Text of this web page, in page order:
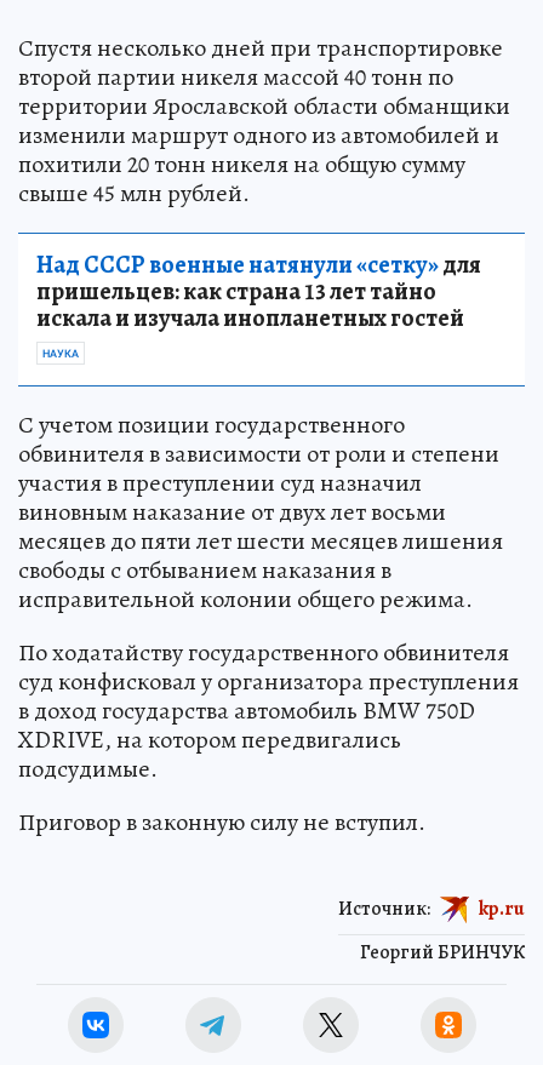
Спустя несколько дней при транспортировке
второй партии никеля массой 40 тонн по
территории Ярославской области обманщики
изменили маршрут одного из автомобилей и
похитили 20 тонн никеля на общую сумму
свыше 45 млн рублей.
Над СССР военные натянули «сетку»для
пришельцев: как страна 13 лет тайно
искала и изучала инопланетных гостей
НАУКА
С учетом позиции государственного
обвинителя в зависимости от роли и степени
участия в преступлении суд назначил
виновным наказание от двух лет восьми
месяцев до пяти лет шести месяцев лишения
свободы с отбыванием наказания в
исправительной колонии общего режима.
По ходатайству государственного обвинителя
суд конфисковал у организатора преступления
в доход государства автомобиль BMW 750D
XDRIVE, на котором передвигались
подсудимые.
Приговор в законную силу не вступил.
Георгий БРИНЧУК
Источник: kp.ru